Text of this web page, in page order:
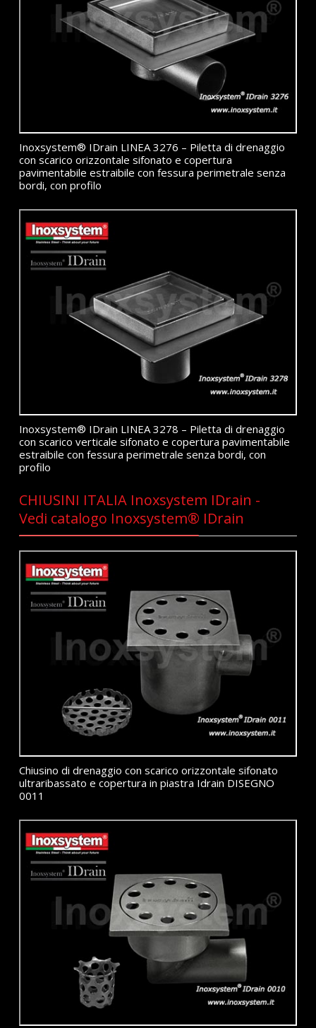
Inoxsystem® IDrain LINEA 3276 – Piletta di drenaggio
con scarico orizzontale sifonato e copertura
pavimentabile estraibile con fessura perimetrale senza
bordi, con profilo
Inoxsystem® IDrain LINEA 3278 – Piletta di drenaggio
con scarico verticale sifonato e copertura pavimentabile
estraibile con fessura perimetrale senza bordi, con
profilo
CHIUSINI ITALIA Inoxsystem IDrain -
Vedi catalogo Inoxsystem® IDrain
Chiusino di drenaggio con scarico orizzontale sifonato
ultraribassato e copertura in piastra Idrain DISEGNO
0011